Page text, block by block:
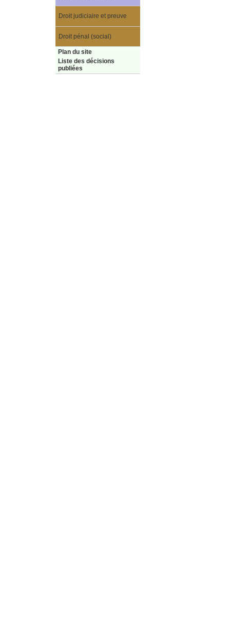
Droit judiciaire et preuve
Droit pénal (social)
Plan du site
Liste des décisions
publiées